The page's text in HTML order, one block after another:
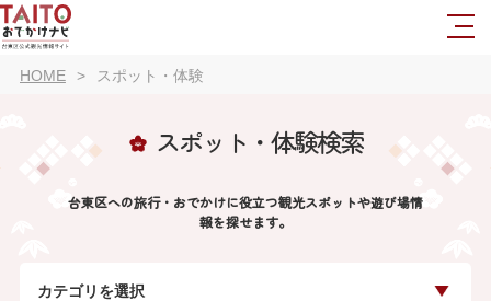
HOME スポット・体験
スポット・体験検索
台東区への旅行・おでかけに役立つ観光スポットや遊び場情
報を探せます。
カテゴリを選択